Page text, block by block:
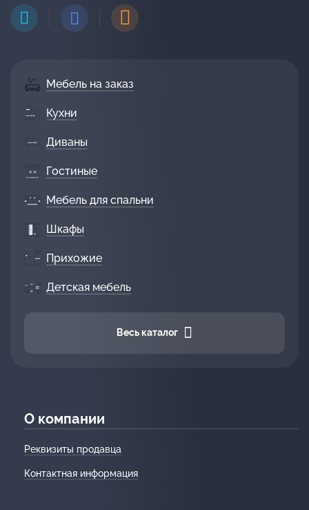
Мебель на заказ
Кухни
Диваны
Гостиные
Мебель для спальни
Шкафы
Прихожие
Детская мебель
Весь каталог
О компании
Реквизиты продавца
Контактная информация